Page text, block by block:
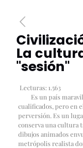
La
"sesión"
Lecturas: 1.563
Es un país
cualificados, pero en
perversión. Es un
conserva una cultura
dibujos animados
metrópolis realista